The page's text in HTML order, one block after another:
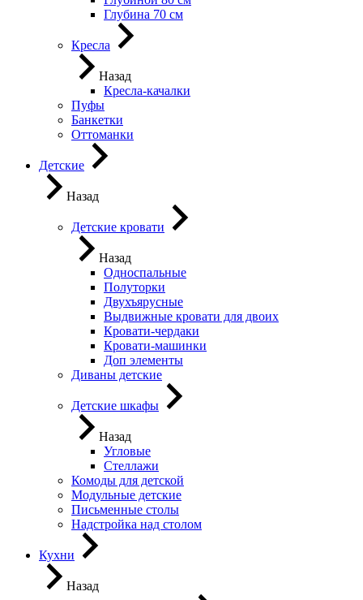
Глубина 70 см
Кресла
Назад
Кресла-качалки
Пуфы
Банкетки
Оттоманки
Детские
Назад
Детские кровати
Назад
Односпальные
Полуторки
Двухъярусные
Выдвижные кровати для двоих
Кровати-чердаки
Кровати-машинки
Доп элементы
Диваны детские
Детские шкафы
Назад
Угловые
Стеллажи
Комоды для детской
Модульные детские
Письменные столы
Надстройка над столом
Кухни
Назад